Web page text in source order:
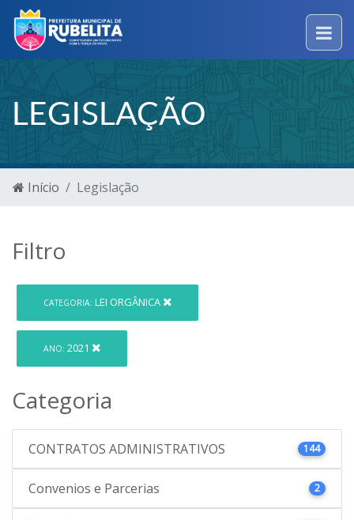
LEGISLAÇÃO
Início Legislação
Filtro
CATEGORIA: LEI ORGÂNICA
ANO: 2021
Categoria
CONTRATOS ADMINISTRATIVOS 144
Convenios e Parcerias 2